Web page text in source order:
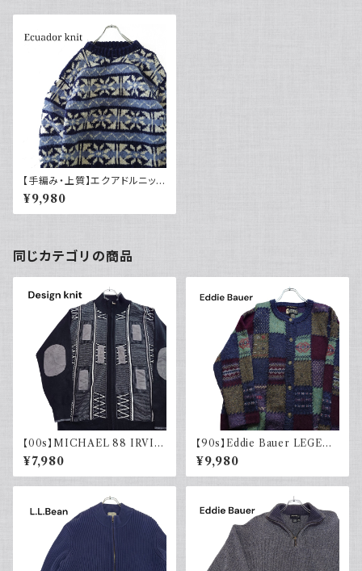
【手編み・上質】エクアドルニット
ノルディック柄 ローゲージ ウー
ル 総柄
¥9,980
同じカテゴリの商品
【00s】MICHAEL 88 IRVIN
デザインニット ジップアップ エ
ルボーパッチ 古着 レトロ モード
アクリル
¥7,980
【90s】Eddie Bauer LEGEN
D エディーバウアー レジェンド
総柄ニット カーディガン ウール
レトロ 90年代
¥9,980